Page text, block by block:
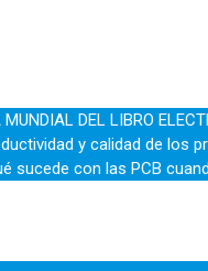
MUNDIAL DEL LIBRO
y calidad de los
sucede con las PCB